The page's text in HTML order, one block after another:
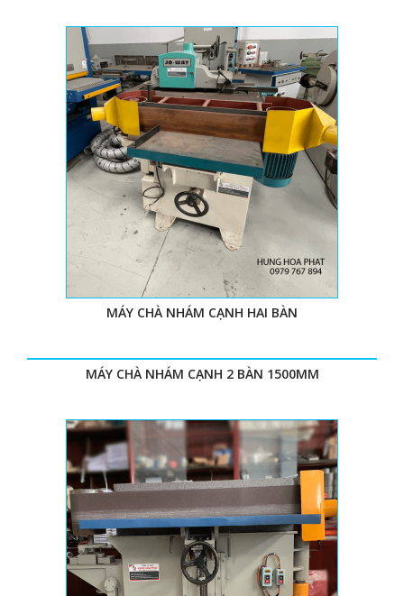
MÁY CHÀ NHÁM CẠNH HAI BÀN
MÁY CHÀ NHÁM CẠNH 2 BÀN 1500MM